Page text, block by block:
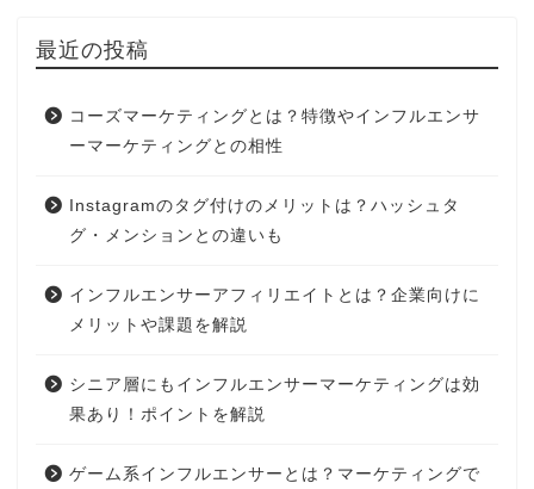
最近の投稿
コーズマーケティングとは？特徴やインフルエンサ
ーマーケティングとの相性
Instagramのタグ付けのメリットは？ハッシュタ
グ・メンションとの違いも
インフルエンサーアフィリエイトとは？企業向けに
メリットや課題を解説
シニア層にもインフルエンサーマーケティングは効
果あり！ポイントを解説
ゲーム系インフルエンサーとは？マーケティングで